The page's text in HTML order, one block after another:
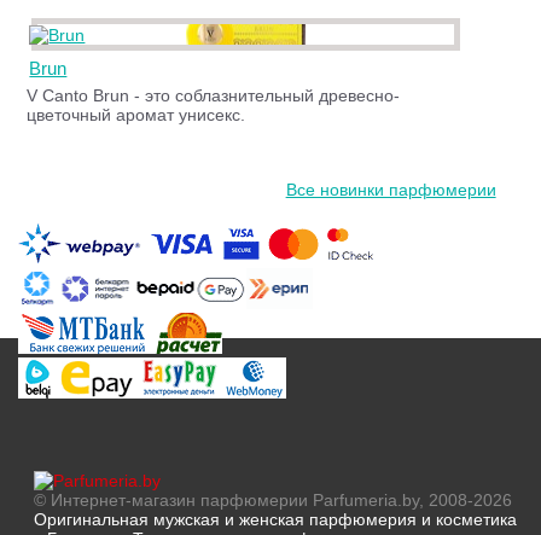
Brun
V Canto Brun - это соблазнительный древесно-
цветочный аромат унисекс.
Все новинки парфюмерии
© Интернет-магазин парфюмерии Parfumeria.by, 2008-2026
Оригинальная мужская и женская парфюмерия и косметика